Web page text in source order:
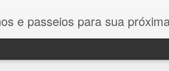
Dicas exclusivas, roteiros detalhados e guias completos